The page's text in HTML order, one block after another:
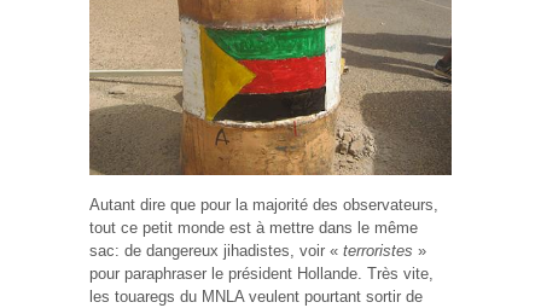
Autant dire que pour la majorité des observateurs,
tout ce petit monde est à mettre dans le même
sac: de dangereux jihadistes, voir « terroristes »
pour paraphraser le président Hollande. Très vite,
les touaregs du MNLA veulent pourtant sortir de